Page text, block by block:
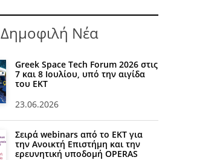
Δημοφιλή Νέα
Greek Space Tech Forum 2026 στις
7 και 8 Ιουλίου, υπό την αιγίδα
του ΕΚΤ
23.06.2026
Σειρά webinars από το ΕΚΤ για
την Ανοικτή Επιστήμη και την
ερευνητική υποδομή OPERAS